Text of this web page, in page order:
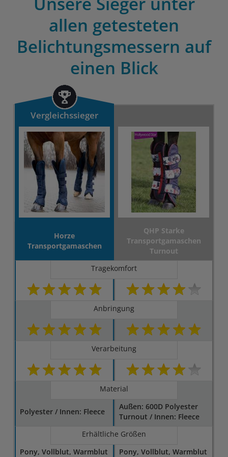
allen getesteten
Belichtungsmessern auf
einen Blick
Vergleichssieger
Horze
Transportgamaschen
QHP Starke
Transportgamaschen
Turnout
Tragekomfort
Anbringung
Verarbeitung
Material
Polyester / Innen: Fleece
Außen: 600D Polyester
Turnout / Innen: Fleece
Erhältliche Größen
Pony, Vollblut, Warmblut
Pony, Vollblut, Warmblut